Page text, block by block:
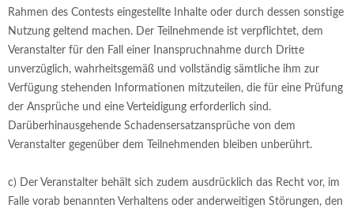
Rahmen des Contests eingestellte Inhalte oder durch dessen sonstige
Nutzung geltend machen. Der Teilnehmende ist verpflichtet, dem
Veranstalter für den Fall einer Inanspruchnahme durch Dritte
unverzüglich, wahrheitsgemäß und vollständig sämtliche ihm zur
Verfügung stehenden Informationen mitzuteilen, die für eine Prüfung
der Ansprüche und eine Verteidigung erforderlich sind.
Darüberhinausgehende Schadensersatzansprüche von dem
Veranstalter gegenüber dem Teilnehmenden bleiben unberührt.
c) Der Veranstalter behält sich zudem ausdrücklich das Recht vor, im
Falle vorab benannten Verhaltens oder anderweitigen Störungen, den